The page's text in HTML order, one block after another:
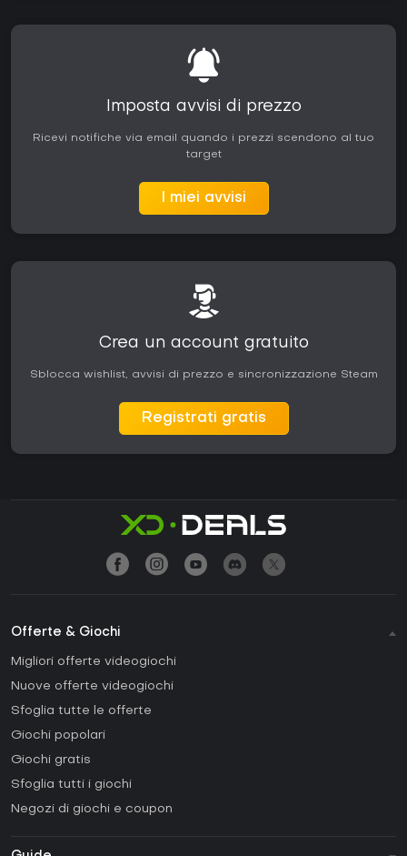
Imposta avvisi di prezzo
Ricevi notifiche via email quando i prezzi scendono al tuo
target
I miei avvisi
Crea un account gratuito
Sblocca wishlist, avvisi di prezzo e sincronizzazione Steam
Registrati gratis
Offerte & Giochi
Migliori offerte videogiochi
Nuove offerte videogiochi
Sfoglia tutte le offerte
Giochi popolari
Giochi gratis
Sfoglia tutti i giochi
Negozi di giochi e coupon